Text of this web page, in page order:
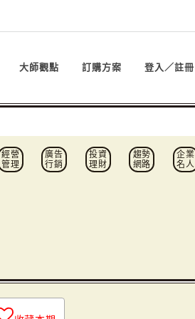
大師觀點 訂購方案 登入／註冊
經營
管理
廣告
行銷
投資
理財
趨勢
網路
企業
名人